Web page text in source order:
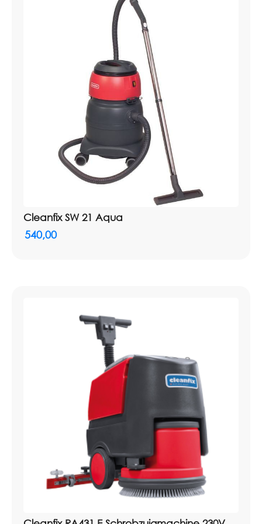
Artikelnummer: 060.000VDE
Productsoort: sproei-extractiemachine / tapijtreiniger
Geschikt voor: grotere tapijtoppervlakken en textiele
Prestaties gebied: 30 - 40 m²/u
Vermogen ventilator: maximaal 1.100 W
Vermogen pomp: maximaal 80 W
Vacuüm: 190 mbar
Schoonwatertank: 28 liter
Vuilwaterreservoir: 30 liter
Spuitdruk: 5 bar
Sproeisnelheid: 2,5 l/min
Gewicht: 21 kg
Afmetingen machine: 53 x 36 x 69 cm
Cleanfix SW 21 Aqua
540,00